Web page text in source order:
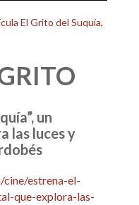
El Grito del Suquía,
un
las luces y
estrena-el-
que-explora-las-